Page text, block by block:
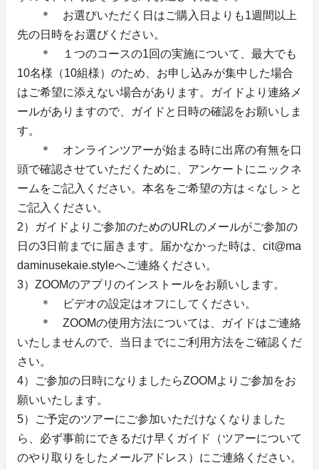
＊ お選びいただく日はご購入日よりも1週間以上
先の日時をお選びください。
＊ １つのコースの1回の実施について、最大でも
10名様（10組様）のため、お申し込みが集中した場合
はご希望に添えない場合があります。ガイドより連絡メ
ールがありますので、ガイドと日時の確認をお願いしま
す。
＊ オンラインツアーが始まる時に出席の有無を口
頭で確認させていただくために、アンケートにニックネ
ームをご記入ください。本名をご希望の方は＜なし＞と
ご記入ください。
2）ガイドよりご参加のためのURLのメールがご参加の
日の3日前までに届きます。届かなかった時は、cit@ma
daminusekaie.styleへご連絡ください。
3）ZOOMのアプリのインストールをお願いします。
＊ ビデオの設定はオフにしてください。
＊ ZOOMの使用方法については、ガイドはご連絡
いたしませんので、当日までにご利用方法をご確認くだ
さい。
4）ご参加の日時になりましたらZOOMよりご参加をお
願いいたします。
5）ご予定のツアーにご参加いただけなくなりました
ら、必ず事前にできるだけ早くガイド（ツアーについて
のやり取りをしたメールアドレス）にご連絡ください。